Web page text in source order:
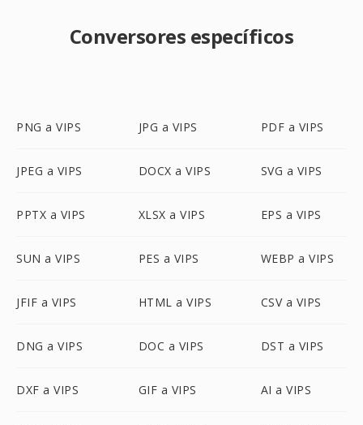
Conversores específicos
PNG a VIPS JPG a VIPS PDF a VIPS
JPEG a VIPS DOCX a VIPS SVG a VIPS
PPTX a VIPS XLSX a VIPS EPS a VIPS
SUN a VIPS PES a VIPS WEBP a VIPS
JFIF a VIPS HTML a VIPS CSV a VIPS
DNG a VIPS DOC a VIPS DST a VIPS
DXF a VIPS GIF a VIPS AI a VIPS